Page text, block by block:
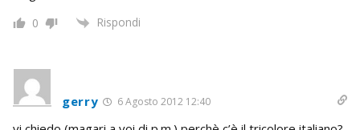
0 Rispondi
gerry 6 Agosto 2012 12:40